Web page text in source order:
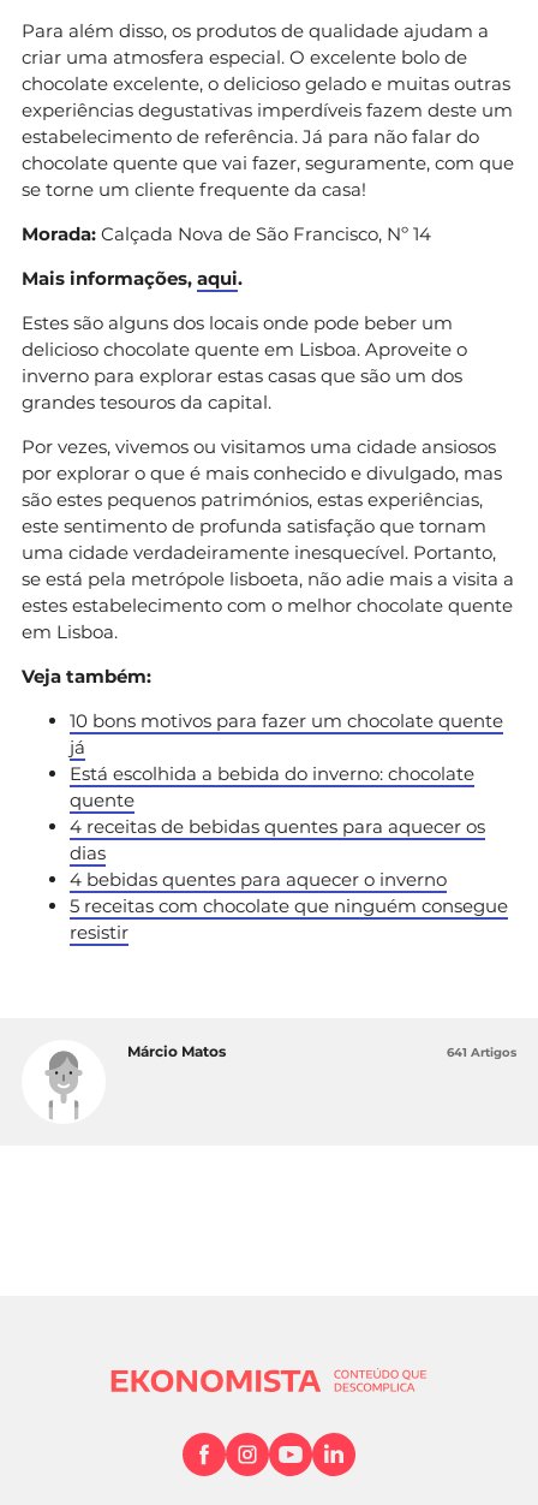
Para além disso, os produtos de qualidade ajudam a
criar uma atmosfera especial. O excelente bolo de
chocolate excelente, o delicioso gelado e muitas outras
experiências degustativas imperdíveis fazem deste um
estabelecimento de referência. Já para não falar do
chocolate quente que vai fazer, seguramente, com que
se torne um cliente frequente da casa!
Morada: Calçada Nova de São Francisco, Nº 14
Mais informações, aqui.
Estes são alguns dos locais onde pode beber um
delicioso chocolate quente em Lisboa. Aproveite o
inverno para explorar estas casas que são um dos
grandes tesouros da capital.
Por vezes, vivemos ou visitamos uma cidade ansiosos
por explorar o que é mais conhecido e divulgado, mas
são estes pequenos patrimónios, estas experiências,
este sentimento de profunda satisfação que tornam
uma cidade verdadeiramente inesquecível. Portanto,
se está pela metrópole lisboeta, não adie mais a visita a
estes estabelecimento com o melhor chocolate quente
em Lisboa.
Veja também:
10 bons motivos para fazer um chocolate quente
já
Está escolhida a bebida do inverno: chocolate
quente
4 receitas de bebidas quentes para aquecer os
dias
4 bebidas quentes para aquecer o inverno
5 receitas com chocolate que ninguém consegue
resistir
Márcio Matos 641 Artigos